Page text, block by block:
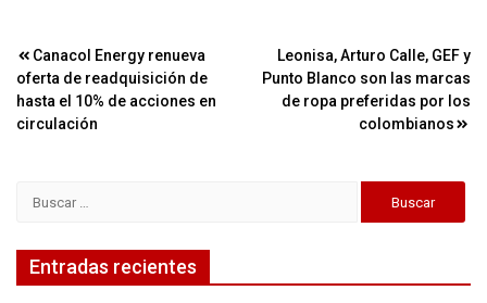
Navegación
de
entradas
Canacol Energy renueva
oferta de readquisición de
hasta el 10% de acciones en
circulación
Leonisa, Arturo Calle, GEF y
Punto Blanco son las marcas
de ropa preferidas por los
colombianos
Entradas recientes